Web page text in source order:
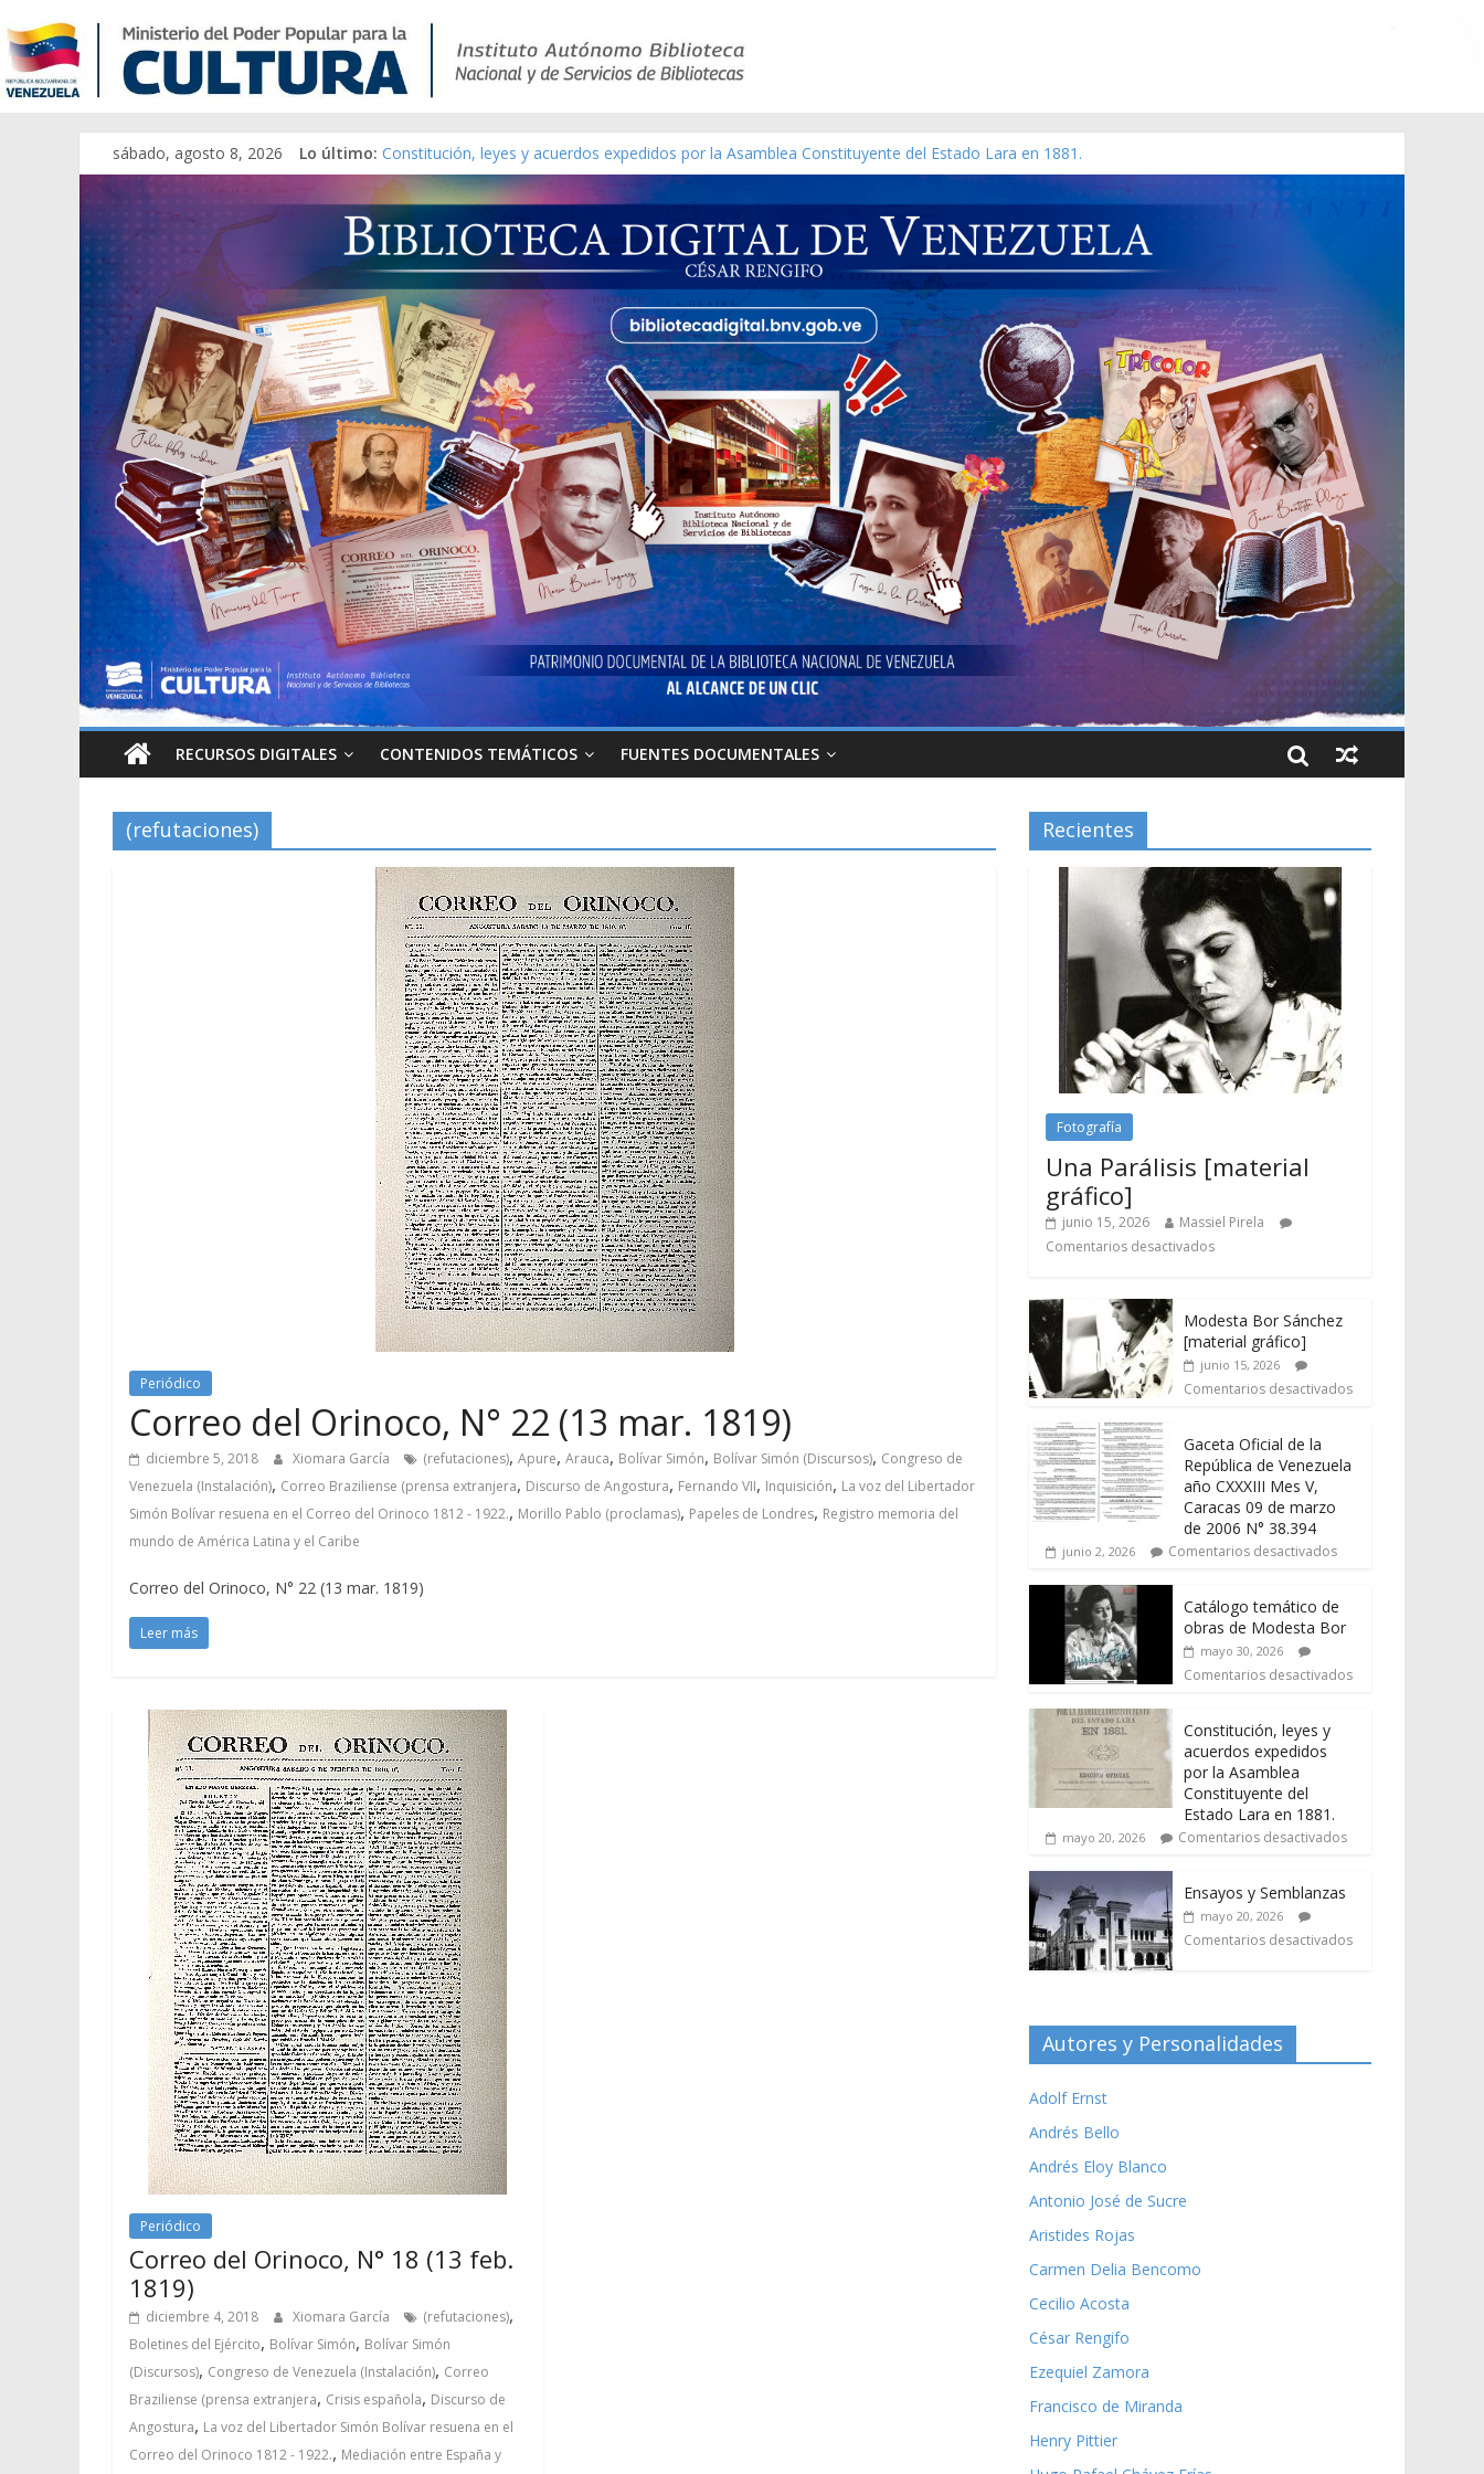
sábado, agosto 8, 2026 Lo último: Constitución, leyes y acuerdos expedidos por la Asamblea Constituyente del Estado Lara en 1881.
Una Parálisis [material gráfico]
Modesta Bor Sánchez [material gráfico]
Gaceta Oficial de la República de Venezuela año CXXXIII Mes V, Caracas 09 de marzo de 2006 N° 38.394
Catálogo temático de obras de Modesta Bor
RECURSOS DIGITALES CONTENIDOS TEMÁTICOS FUENTES DOCUMENTALES
(refutaciones)
Periódico
Correo del Orinoco, N° 22 (13 mar. 1819)
diciembre 5, 2018 Xiomara García (refutaciones), Apure, Arauca, Bolívar Simón, Bolívar Simón (Discursos), Congreso de
Venezuela (Instalación), Correo Braziliense (prensa extranjera, Discurso de Angostura, Fernando VII, Inquisición, La voz del Libertador
Simón Bolívar resuena en el Correo del Orinoco 1812 - 1922., Morillo Pablo (proclamas), Papeles de Londres, Registro memoria del
mundo de América Latina y el Caribe
Correo del Orinoco, N° 22 (13 mar. 1819)
Leer más
Periódico
Correo del Orinoco, N° 18 (13 feb.
1819)
diciembre 4, 2018 Xiomara García (refutaciones),
Boletines del Ejército, Bolívar Simón, Bolívar Simón
(Discursos), Congreso de Venezuela (Instalación), Correo
Braziliense (prensa extranjera, Crisis española, Discurso de
Angostura, La voz del Libertador Simón Bolívar resuena en el
Correo del Orinoco 1812 - 1922., Mediación entre España y
Recientes
Fotografía
Una Parálisis [material
gráfico]
junio 15, 2026
Massiel Pirela
Comentarios desactivados
Modesta Bor Sánchez
[material gráfico]
junio 15, 2026
Comentarios desactivados
Gaceta Oficial de la
República de Venezuela
año CXXXIII Mes V,
Caracas 09 de marzo
de 2006 N° 38.394
junio 2, 2026 Comentarios desactivados
Catálogo temático de
obras de Modesta Bor
mayo 30, 2026
Comentarios desactivados
Constitución, leyes y
acuerdos expedidos
por la Asamblea
Constituyente del
Estado Lara en 1881.
mayo 20, 2026 Comentarios desactivados
Ensayos y Semblanzas
mayo 20, 2026
Comentarios desactivados
Autores y Personalidades
Adolf Ernst
Andrés Bello
Andrés Eloy Blanco
Antonio José de Sucre
Aristides Rojas
Carmen Delia Bencomo
Cecilio Acosta
César Rengifo
Ezequiel Zamora
Francisco de Miranda
Henry Pittier